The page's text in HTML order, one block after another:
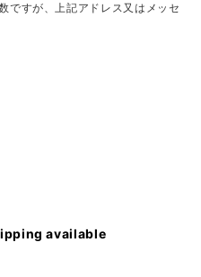
ですが、上記アドレス又はメッセ
available